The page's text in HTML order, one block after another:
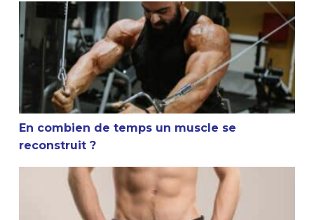
En combien de temps un muscle se reconstruit ?
En combien de temps un muscle se
reconstruit ?
La masturbation et la musculation sont-elles